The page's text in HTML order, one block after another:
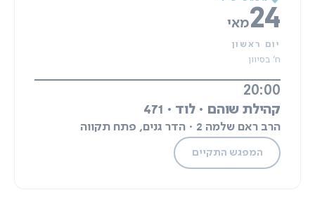
24מאי
יום ראשון
ח' בסיוון
20:00
קהילת שוהם · לוד · 471
הרב ראם שלמה 2 · הדר גנים, פתח תקווה
המפגש התקיים